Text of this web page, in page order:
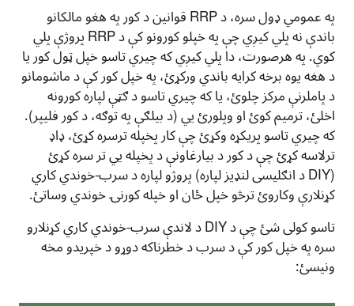
په عمومي ډول سره، د RRP قوانین د کور په هغو مالکانو
باندې نه پلي کیږي چې په خپلو کورونو کې د RRP پروژې پلي
کوي. په هرصورت، دا پلي کیږي که چيري تاسو خپل ټول کور یا
د هغه یوه برخه کرایه باندي ورکړئ، په خپل کور کې د ماشومانو
د پاملرنې مرکز چلوئ، یا که چيري تاسو د ګټې لپاره کورونه
اخلئ، ترمیم کوئ او وپلورئ يي (د بیلګې په توګه، د کور فلیپر).
که چيري تاسو پریکړه وکړئ چې کار پخپله ترسره کړئ، ډاډ
ترلاسه کړئ چې د کور د بیارغاونې د پخپله يي تر سره کړئ
(DIY د انګلیسی لنډیز لپاره) پروژو لپاره د سرب-خوندي کاري
کړنلارې وکاروئ ترڅو خپل ځان او خپله کورنۍ خوندي وساتئ.
تاسو کولی شئ چې د DIY د لاندې سرب-خوندي کاري کړنلارو
سره په خپل کور کې د سرب د خطرناکه دوړو د خپریدو مخه
ونیسئ: